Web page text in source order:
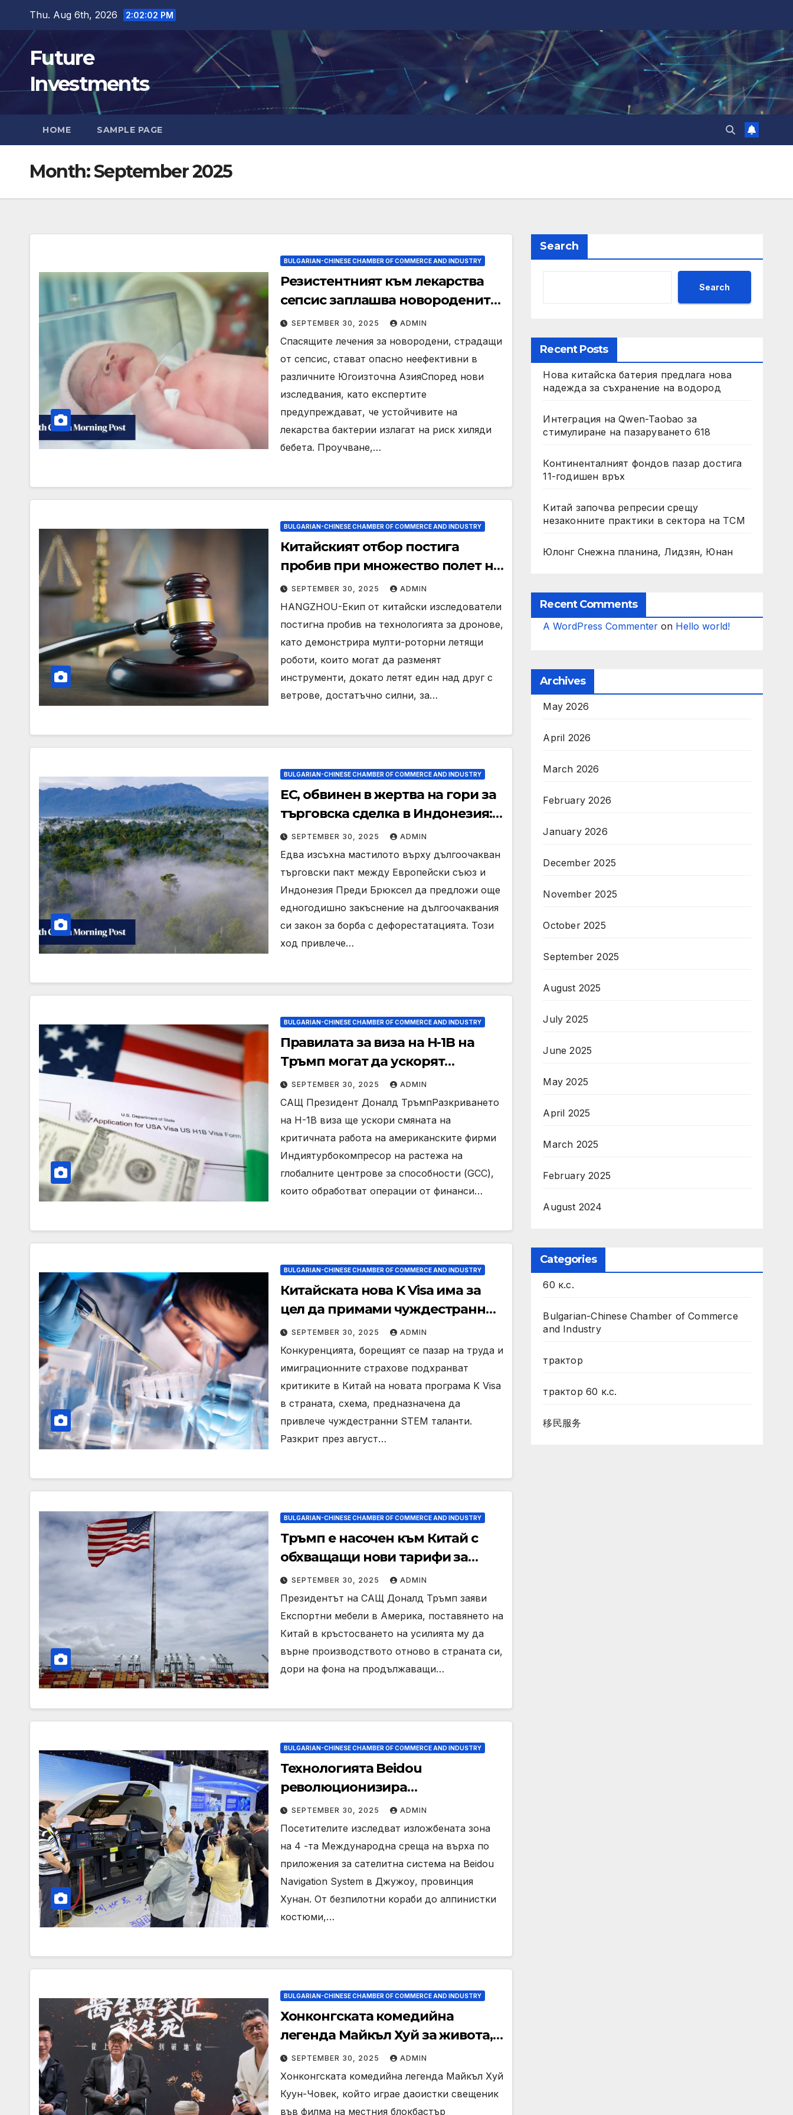
content
Thu. Aug 6th, 2026 2:02:04 PM
Future
Investments
HOME SAMPLE PAGE
Month:September 2025
BULGARIAN-CHINESE CHAMBER OF COMMERCE AND INDUSTRY
Резистентният към лекарства
сепсис заплашва новородените
в Югоизточна Азия, проучва
предупреждава
SEPTEMBER 30, 2025 ADMIN
Спасящите лечения за новородени, страдащи
от сепсис, стават опасно неефективни в
различните Югоизточна АзияСпоред нови
изследвания, като експертите
предупреждават, че устойчивите на
лекарства бактерии излагат на риск хиляди
бебета. Проучване,…
BULGARIAN-CHINESE CHAMBER OF COMMERCE AND INDUSTRY
Китайският отбор постига
пробив при множество полет на
дронове срещу
предизвикателни ветрове
SEPTEMBER 30, 2025 ADMIN
HANGZHOU-Екип от китайски изследователи
постигна пробив на технологията за дронове,
като демонстрира мулти-роторни летящи
роботи, които могат да разменят
инструменти, докато летят един над друг с
ветрове, достатъчно силни, за…
BULGARIAN-CHINESE CHAMBER OF COMMERCE AND INDUSTRY
ЕС, обвинен в жертва на гори за
търговска сделка в Индонезия:
„стряскащо съвпадение“
SEPTEMBER 30, 2025 ADMIN
Едва изсъхна мастилото върху дългоочакван
търговски пакт между Европейски съюз и
Индонезия Преди Брюксел да предложи още
едногодишно закъснение на дългоочаквания
си закон за борба с дефорестатацията. Този
ход привлече…
BULGARIAN-CHINESE CHAMBER OF COMMERCE AND INDUSTRY
Правилата за виза на H-1B на
Тръмп могат да ускорят
американските фирми да се
преместят в Индия
SEPTEMBER 30, 2025 ADMIN
САЩ Президент Доналд ТръмпРазкриването
на H-1B виза ще ускори смяната на
критичната работа на американските фирми
Индиятурбокомпресор на растежа на
глобалните центрове за способности (GCC),
които обработват операции от финанси…
BULGARIAN-CHINESE CHAMBER OF COMMERCE AND INDUSTRY
Китайската нова K Visa има за
цел да примами чуждестранни
STEM таланти. Вместо това е
изтеглена критика
SEPTEMBER 30, 2025 ADMIN
Конкуренцията, борещият се пазар на труда и
имиграционните страхове подхранват
критиките в Китай на новата програма K Visa
в страната, схема, предназначена да
привлече чуждестранни STEM таланти.
Разкрит през август…
BULGARIAN-CHINESE CHAMBER OF COMMERCE AND INDUSTRY
Тръмп е насочен към Китай с
обхващащи нови тарифи за
мебели
SEPTEMBER 30, 2025 ADMIN
Президентът на САЩ Доналд Тръмп заяви
Експортни мебели в Америка, поставянето на
Китай в кръстосването на усилията му да
върне производството отново в страната си,
дори на фона на продължаващи…
BULGARIAN-CHINESE CHAMBER OF COMMERCE AND INDUSTRY
Технологията Beidou
революционизира
приложенията на ежедневието
SEPTEMBER 30, 2025 ADMIN
Посетителите изследват изложбената зона
на 4 -та Международна среща на върха по
приложения за сателитна система на Beidou
Navigation System в Джужоу, провинция
Хунан. От безпилотни кораби до алпинистки
костюми,…
BULGARIAN-CHINESE CHAMBER OF COMMERCE AND INDUSTRY
Хонконгската комедийна
легенда Майкъл Хуй за живота,
смъртта и пускането
SEPTEMBER 30, 2025 ADMIN
Хонконгската комедийна легенда Майкъл Хуй
Куун-Човек, който играе даоистки свещеник
във филма на местния блокбастър
Search
Search
Recent Posts
Нова китайска батерия предлага нова
надежда за съхранение на водород
Интеграция на Qwen-Taobao за
стимулиране на пазаруването 618
Континенталният фондов пазар достига
11-годишен връх
Китай започва репресии срещу
незаконните практики в сектора на TCM
Юлонг Снежна планина, Лидзян, Юнан
Recent Comments
A WordPress Commenter on Hello world!
Archives
May 2026
April 2026
March 2026
February 2026
January 2026
December 2025
November 2025
October 2025
September 2025
August 2025
July 2025
June 2025
May 2025
April 2025
March 2025
February 2025
August 2024
Categories
60 к.с.
Bulgarian-Chinese Chamber of Commerce
and Industry
трактор
трактор 60 к.с.
移民服务